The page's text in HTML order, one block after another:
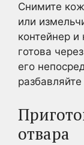
Снимите
или
контейнер
готова
его
отвара